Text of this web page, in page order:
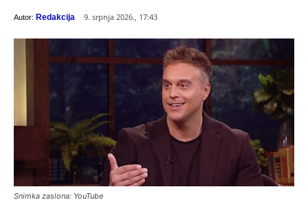
Autor: Redakcija 9. srpnja 2026., 17:43
Snimka zaslona: YouTube